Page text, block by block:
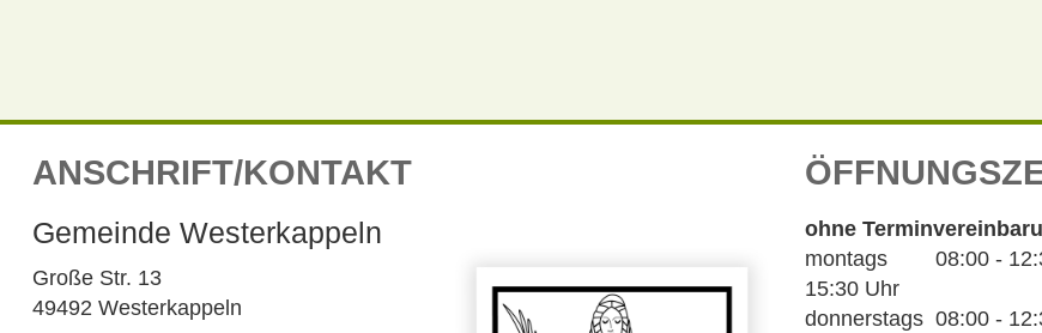
ANSCHRIFT/KONTAKT
Gemeinde Westerkappeln
Große Str. 13
49492 Westerkappeln
ohne
montags 08:00 -
15:30 Uhr
donnerstags 08:00 -